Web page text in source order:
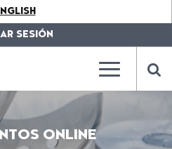
SESIÓN
???
???
ONLINE